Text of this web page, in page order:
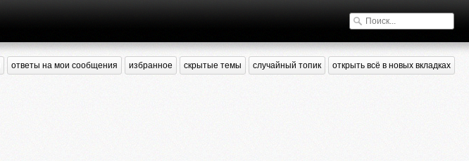
ответы на мои сообщения избранное скрытые темы случайный топик открыть всё в новых вкладках